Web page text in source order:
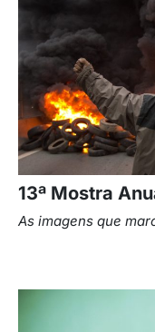
13ª Mostra
As imagens que